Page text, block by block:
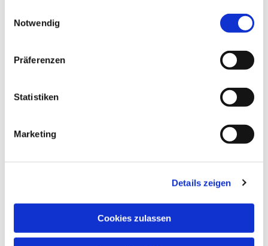
Notwendig
Präferenzen
Statistiken
Marketing
Details zeigen
Cookies zulassen
Dies könnte Sie auch